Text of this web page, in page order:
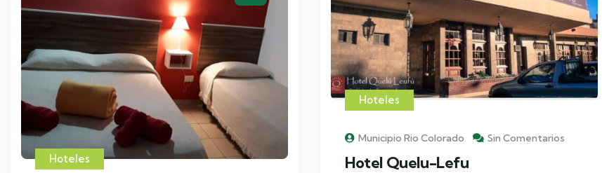
Hoteles
Municipio Rio Colorado Sin Comentarios
Hotel Quelu-Lefu
Hoteles